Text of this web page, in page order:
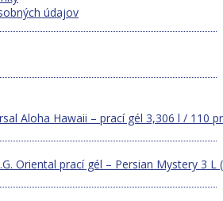
údajov
Aloha Hawaii – prací gél 3,306 l / 110
Oriental prací gél – Persian Mystery 3 L